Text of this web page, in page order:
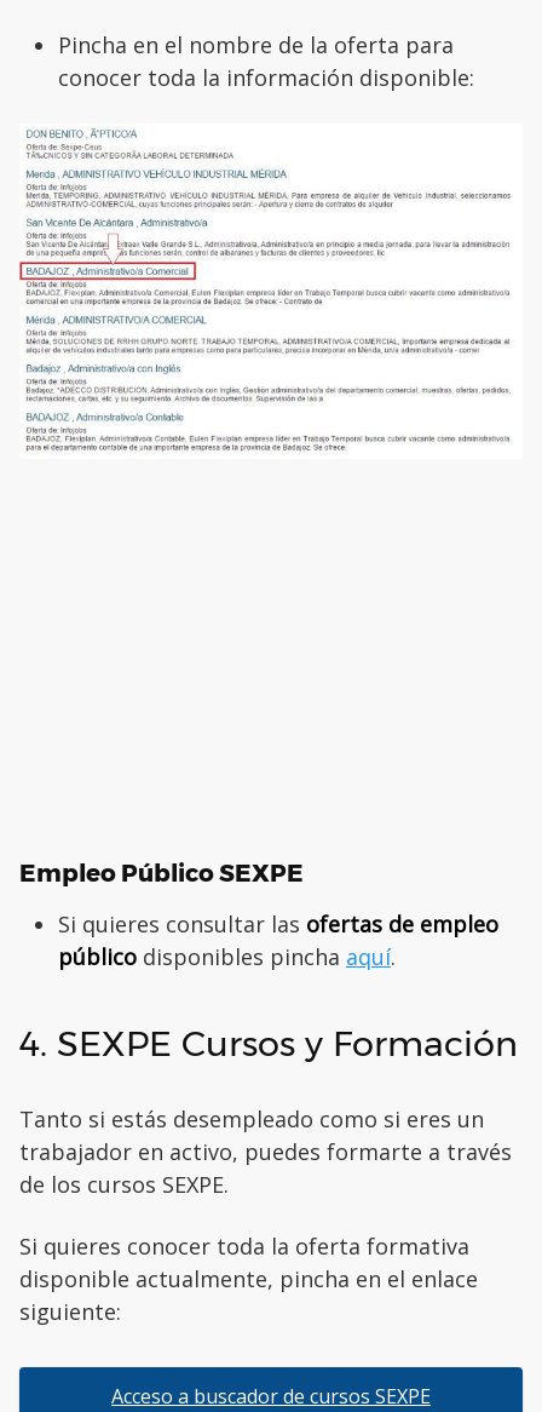
Pincha en el nombre de la oferta para
conocer toda la información disponible:
Empleo Público SEXPE
Si quieres consultar las ofertas de empleo
público disponibles pincha aquí.
4. SEXPE Cursos y Formación
Tanto si estás desempleado como si eres un
trabajador en activo, puedes formarte a través
de los cursos SEXPE.
Si quieres conocer toda la oferta formativa
disponible actualmente, pincha en el enlace
siguiente:
Acceso a buscador de cursos SEXPE